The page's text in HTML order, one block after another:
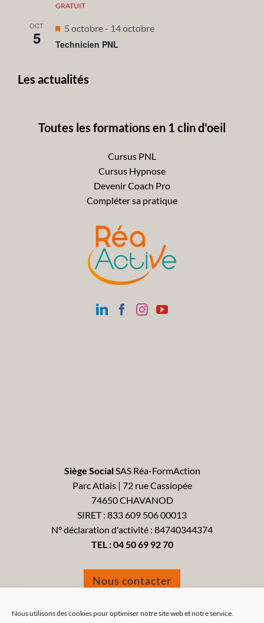
Nous utilisons des cookies pour optimiser notre site web et notre service.
GRATUIT
OCT
5
Mis
en
5 octobre- 14 octobre
Technicien PNL
Les actualités
Toutes les formations en 1 clin d'oeil
Cursus PNL
Cursus Hypnose
Devenir Coach Pro
Compléter sa pratique
Siège SocialSAS Réa-FormAction
Parc Atlais | 72 rue Cassiopée
74650 CHAVANOD
SIRET : 833 609 506 00013
N° déclaration d'activité : 84740344374
TEL :04 50 69 92 70
Nous contacter